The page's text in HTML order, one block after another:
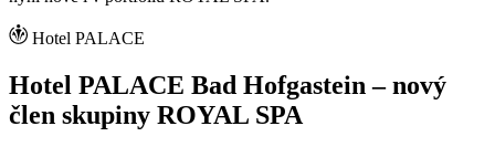
Hotel PALACE
Hotel PALACE Bad Hofgastein – nový
člen skupiny ROYAL SPA